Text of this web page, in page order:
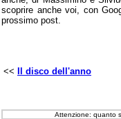
scoprire anche voi, con
prossimo post.
<< Il disco dell'anno
Attenzione: quanto